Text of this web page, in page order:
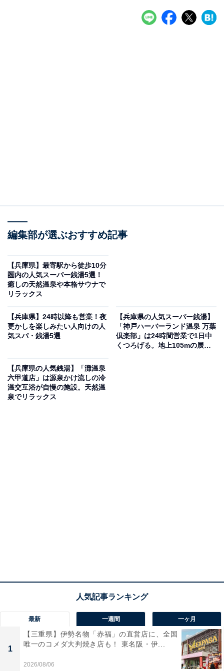
編集部が選ぶおすすめ記事
【兵庫県】最寄駅から徒歩10分
圏内の人気スーパー銭湯5選！
癒しの天然温泉や本格サウナで
リラックス
【兵庫県】24時以降も営業！夜
更かしを楽しみたい人向けの人
気スパ・銭湯5選
【兵庫県の人気スーパー銭湯】
「神戸ハーバーランド温泉 万葉
倶楽部」は24時間営業で1日中
くつろげる。地上105mの展望
【兵庫県の人気銭湯】「灘温泉
六甲道店」は源泉かけ流しの冷
温交互浴が自慢の施設。天然温
泉でリラックス
最新 一週間 一ヶ月
1
【三重県】伊勢名物「赤福」の直営店に、全国
唯一のコメダ大判焼き店も！ 東名阪・伊...
2026/08/06